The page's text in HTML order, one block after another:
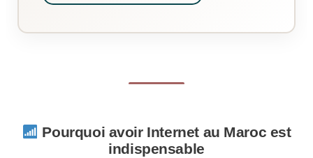
Pourquoi avoir Internet au Maroc est
indispensable